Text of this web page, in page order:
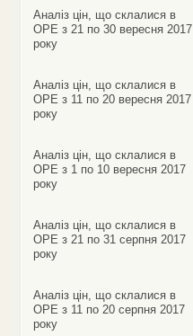
Аналіз цін, що склалися в
ОРЕ з 21 по 30 вересня 2017
року
Аналіз цін, що склалися в
ОРЕ з 11 по 20 вересня 2017
року
Аналіз цін, що склалися в
ОРЕ з 1 по 10 вересня 2017
року
Аналіз цін, що склалися в
ОРЕ з 21 по 31 серпня 2017
року
Аналіз цін, що склалися в
ОРЕ з 11 по 20 серпня 2017
року